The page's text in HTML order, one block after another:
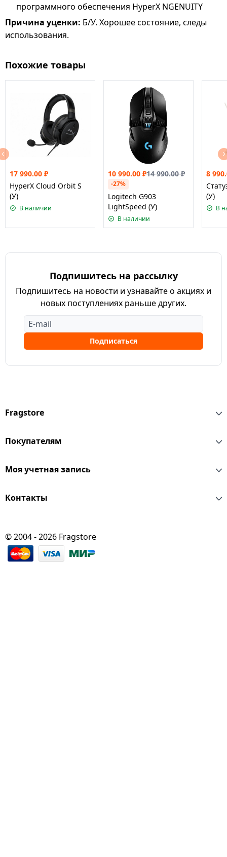
программного обеспечения HyperX NGENUITY
Причина уценки: Б/У. Хорошее состояние, следы
использования.
Похожие товары
17 990.00 ₽
HyperX Cloud Orbit S
(У)
В наличии
10 990.00 ₽14 990.00₽
-27%
Logitech G903
LightSpeed (У)
В наличии
8
(У)
В
Подпишитесь на рассылку
Подпишитесь на новости и узнавайте о акциях и
новых поступлениях раньше других.
Подписаться
Fragstore
Покупателям
Моя учетная запись
Контакты
© 2004 - 2026 Fragstore